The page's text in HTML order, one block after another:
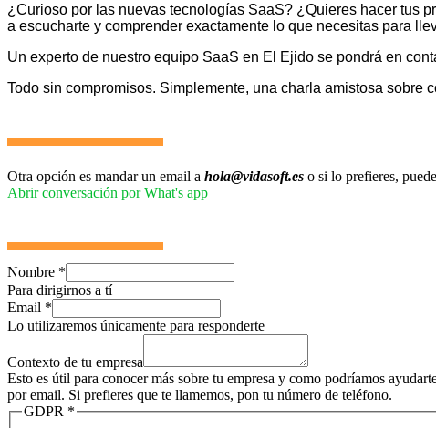
¿Curioso por las nuevas tecnologías SaaS? ¿Quieres hacer tus
a escucharte y comprender exactamente lo que necesitas para
Un experto de nuestro equipo SaaS en El Ejido se pondrá en
Todo sin compromisos. Simplemente, una charla amistosa
Otra opción es mandar un email a hola@vidasoft.es o si lo prefieres,
Abrir conversación por What's app
Nombre *
Para dirigirnos a tí
Email *
Lo utilizaremos únicamente para responderte
Contexto de tu empresa
Esto es útil para conocer más sobre tu empresa y como podríamos
por email. Si prefieres que te llamemos, pon tu número de teléfono.
GDPR *